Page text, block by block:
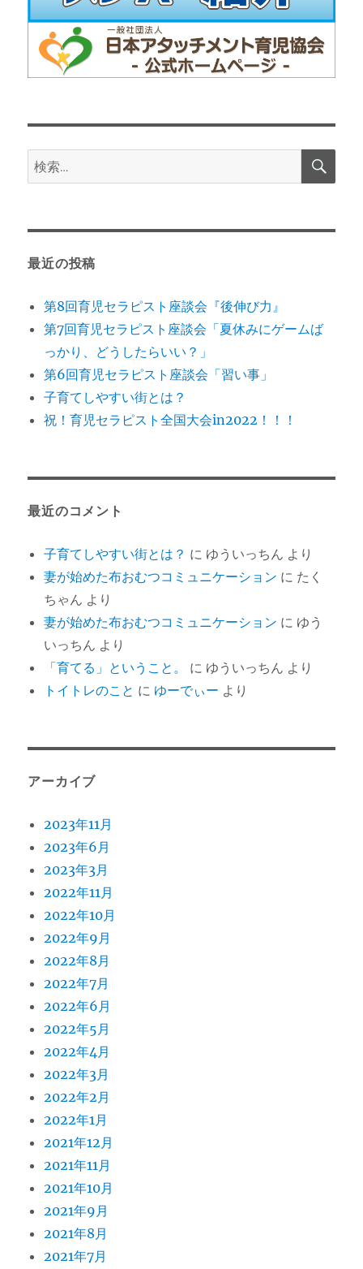
検
索:
検
最近の投稿
第8回育児セラピスト座談会『後伸び力』
第7回育児セラピスト座談会「夏休みにゲームば
っかり、どうしたらいい？」
第6回育児セラピスト座談会「習い事」
子育てしやすい街とは？
祝！育児セラピスト全国大会in2022！！！
最近のコメント
子育てしやすい街とは？ に ゆういっちん より
妻が始めた布おむつコミュニケーション に たく
ちゃん より
妻が始めた布おむつコミュニケーション に ゆう
いっちん より
「育てる」ということ。
に ゆういっちん より
トイトレのこと に ゆーでぃー より
アーカイブ
2023年11月
2023年6月
2023年3月
2022年11月
2022年10月
2022年9月
2022年8月
2022年7月
2022年6月
2022年5月
2022年4月
2022年3月
2022年2月
2022年1月
2021年12月
2021年11月
2021年10月
2021年9月
2021年8月
2021年7月